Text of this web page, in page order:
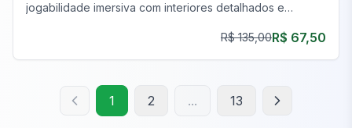
jogabilidade imersiva com interiores detalhados e
R$ 135,00R$ 67,50
1 2 ... 13